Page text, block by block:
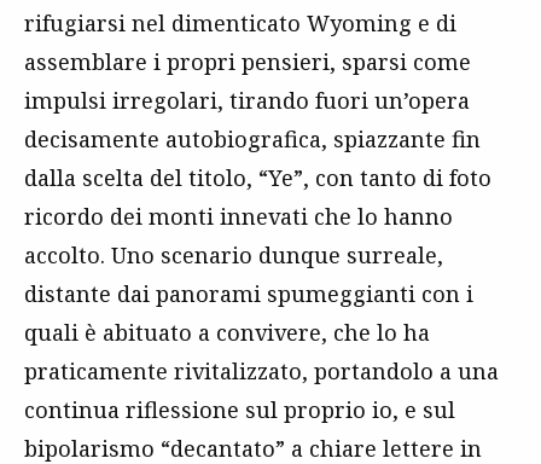
rifugiarsi nel dimenticato Wyoming e di
assemblare i propri pensieri, sparsi come
impulsi irregolari, tirando fuori un’opera
decisamente autobiografica, spiazzante fin
dalla scelta del titolo, “Ye”, con tanto di foto
ricordo dei monti innevati che lo hanno
accolto. Uno scenario dunque surreale,
distante dai panorami spumeggianti con i
quali è abituato a convivere, che lo ha
praticamente rivitalizzato, portandolo a una
continua riflessione sul proprio io, e sul
bipolarismo “decantato” a chiare lettere in